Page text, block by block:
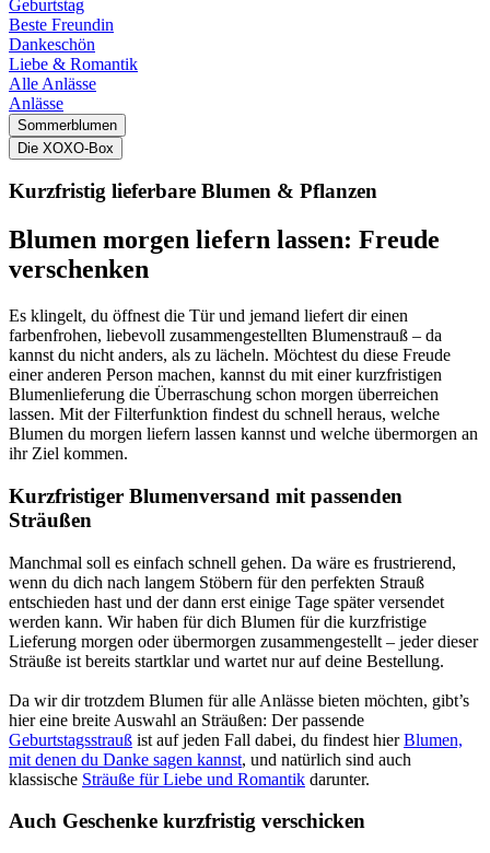
Geburtstag
Beste Freundin
Dankeschön
Liebe & Romantik
Alle Anlässe
Anlässe
Sommerblumen
Die XOXO-Box
Kurzfristig lieferbare Blumen & Pflanzen
Blumen morgen liefern lassen: Freude
verschenken
Es klingelt, du öffnest die Tür und jemand liefert dir einen
farbenfrohen, liebevoll zusammengestellten Blumenstrauß – da
kannst du nicht anders, als zu lächeln. Möchtest du diese Freude
einer anderen Person machen, kannst du mit einer kurzfristigen
Blumenlieferung die Überraschung schon morgen überreichen
lassen. Mit der Filterfunktion findest du schnell heraus, welche
Blumen du morgen liefern lassen kannst und welche übermorgen an
ihr Ziel kommen.
Kurzfristiger Blumenversand mit passenden
Sträußen
Manchmal soll es einfach schnell gehen. Da wäre es frustrierend,
wenn du dich nach langem Stöbern für den perfekten Strauß
entschieden hast und der dann erst einige Tage später versendet
werden kann. Wir haben für dich Blumen für die kurzfristige
Lieferung morgen oder übermorgen zusammengestellt – jeder dieser
Sträuße ist bereits startklar und wartet nur auf deine Bestellung.
Da wir dir trotzdem Blumen für alle Anlässe bieten möchten, gibt’s
hier eine breite Auswahl an Sträußen: Der passende
Geburtstagsstrauß ist auf jeden Fall dabei, du findest hierBlumen,
mit denen du Danke sagen kannst, und natürlich sind auch
klassische Sträuße für Liebe und Romantik darunter.
Auch Geschenke kurzfristig verschicken